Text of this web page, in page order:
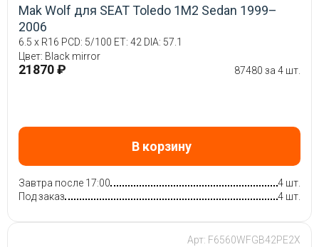
Mak Wolf для SEAT Toledo 1M2 Sedan 1999–
2006
6.5 x R16 PCD: 5/100 ET: 42 DIA: 57.1
Цвет: Black mirror
21870 ₽ 87480 за 4 шт.
В корзину
Завтра после 17:00
4 шт.
Под заказ
4 шт.
Арт: F6560WFGB42PE2X